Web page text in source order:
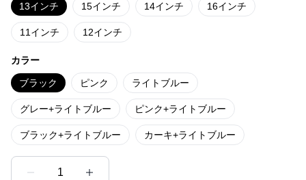
13インチ 15インチ 14インチ 16インチ
11インチ 12インチ
カラー
ブラック ピンク ライトブルー
グレー+ライトブルー ピンク+ライトブルー
ブラック+ライトブルー カーキ+ライトブルー
1